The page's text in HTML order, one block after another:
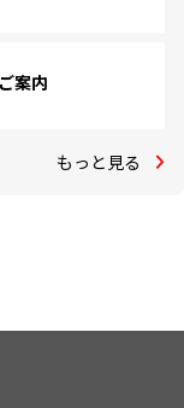
案内
もっと見る